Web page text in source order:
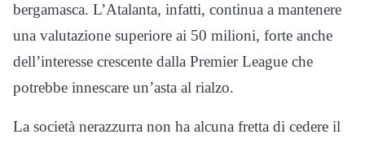
bergamasca. L’Atalanta, infatti, continua a mantenere
una valutazione superiore ai 50 milioni, forte anche
dell’interesse crescente dalla Premier League che
potrebbe innescare un’asta al rialzo.
La società nerazzurra non ha alcuna fretta di cedere il